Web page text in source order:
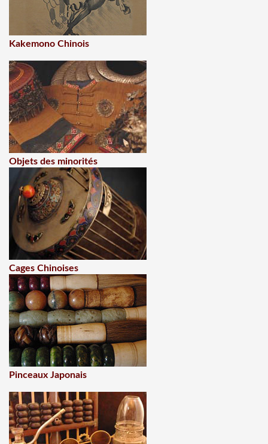
Kakemono Chinois
Objets des minorités
Cages Chinoises
Pinceaux Japonais